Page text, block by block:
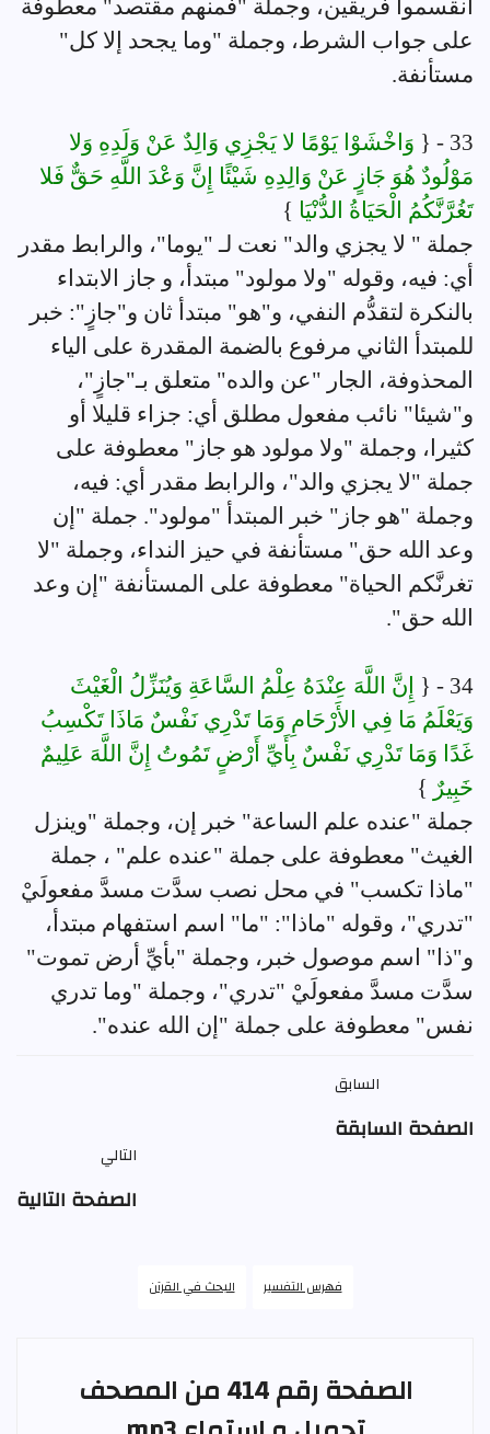
انقسموا فريقين، وجملة "فمنهم مقتصد" معطوفة
على جواب الشرط، وجملة "وما يجحد إلا كل"
مستأنفة.
33 - {
وَاخْشَوْا يَوْمًا لا يَجْزِي وَالِدٌ عَنْ وَلَدِهِ وَلا
مَوْلُودٌ هُوَ جَازٍ عَنْ وَالِدِهِ شَيْئًا إِنَّ وَعْدَ اللَّهِ حَقٌّ فَلا
تَغُرَّنَّكُمُ الْحَيَاةُ الدُّنْيَا }
جملة " لا يجزي والد" نعت لـ "يوما"، والرابط مقدر
أي: فيه، وقوله "ولا مولود" مبتدأ، و جاز الابتداء
بالنكرة لتقدُّم النفي، و"هو" مبتدأ ثان و"جازٍ": خبر
للمبتدأ الثاني مرفوع بالضمة المقدرة على الياء
المحذوفة، الجار "عن والده" متعلق بـ"جازٍ"،
و"شيئا" نائب مفعول مطلق أي: جزاء قليلا أو
كثيرا، وجملة "ولا مولود هو جاز" معطوفة على
جملة "لا يجزي والد"، والرابط مقدر أي: فيه،
وجملة "هو جاز" خبر المبتدأ "مولود". جملة "إن
وعد الله حق" مستأنفة في حيز النداء، وجملة "لا
تغرنَّكم الحياة" معطوفة على المستأنفة "إن وعد
الله حق".
34 - {
إِنَّ اللَّهَ عِنْدَهُ عِلْمُ السَّاعَةِ وَيُنَزِّلُ الْغَيْثَ
وَيَعْلَمُ مَا فِي الأَرْحَامِ وَمَا تَدْرِي نَفْسٌ مَاذَا تَكْسِبُ
غَدًا وَمَا تَدْرِي نَفْسٌ بِأَيِّ أَرْضٍ تَمُوتُ إِنَّ اللَّهَ عَلِيمٌ
خَبِيرٌ }
جملة "عنده علم الساعة" خبر إن، وجملة "وينزل
الغيث" معطوفة على جملة "عنده علم" ، جملة
"ماذا تكسب" في محل نصب سدَّت مسدَّ مفعولَيْ
"تدري"، وقوله "ماذا": "ما" اسم استفهام مبتدأ،
و"ذا" اسم موصول خبر، وجملة "بأيِّ أرض تموت"
سدَّت مسدَّ مفعولَيْ "تدري"، وجملة "وما تدري
نفس" معطوفة على جملة "إن الله عنده".
السابق
الصفحة السابقة
التالي
الصفحة التالية
فهرس التفسير البحث في القرآن
الصفحة رقم 414 من المصحف